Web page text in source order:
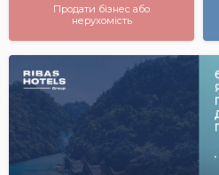
Продати бізнес або
нерухомість